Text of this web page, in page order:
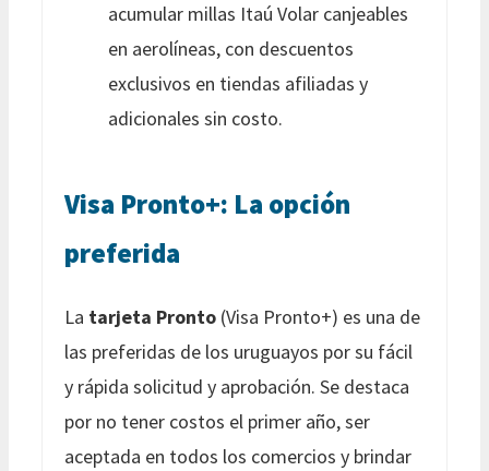
acumular millas Itaú Volar canjeables
en aerolíneas, con descuentos
exclusivos en tiendas afiliadas y
adicionales sin costo.
Visa Pronto+: La opción
preferida
La tarjeta Pronto (Visa Pronto+) es una de
las preferidas de los uruguayos por su fácil
y rápida solicitud y aprobación. Se destaca
por no tener costos el primer año, ser
aceptada en todos los comercios y brindar